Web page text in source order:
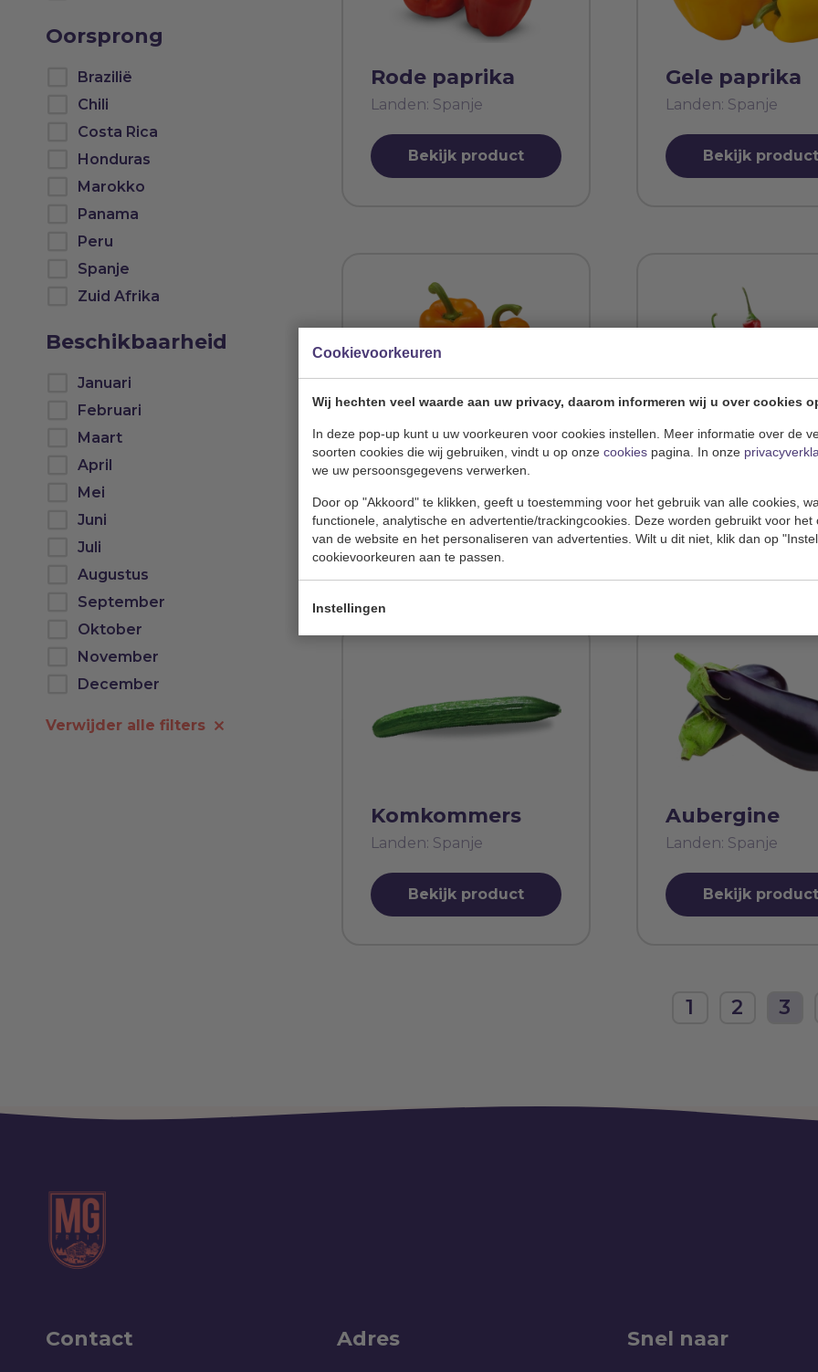
Cookievoorkeuren
Wij hechten veel waarde aan uw privacy, daarom informeren wij u over cookies
In deze pop-up kunt u uw voorkeuren voor cookies instellen. Meer informatie over de
soorten cookies die wij gebruiken, vindt u op onze cookies pagina. In onze
we uw persoonsgegevens verwerken.
Door op "Akkoord" te klikken, geeft u toestemming voor het gebruik van alle cookies,
functionele, analytische en advertentie/trackingcookies. Deze worden gebruikt voor het
van de website en het personaliseren van advertenties. Wilt u dit niet, klik dan op
cookievoorkeuren aan te passen.
Instellingen
Oorsprong
Brazilië
Chili
Costa Rica
Honduras
Marokko
Panama
Peru
Spanje
Zuid Afrika
Beschikbaarheid
Januari
Februari
Maart
April
Mei
Juni
Juli
Augustus
September
Oktober
November
December
Verwijder alle filters
Rode paprika
Landen: Spanje
Bekijk product
Gele paprika
Landen: Spanje
Bekijk product
Oranje paprika
Landen: Spanje
Bekijk product
Rode peper
Bekijk
Komkommers
Landen: Spanje
Bekijk product
Aubergine
Landen: Spanje
Bekijk product
1 2 3
Contact Adres Snel naar